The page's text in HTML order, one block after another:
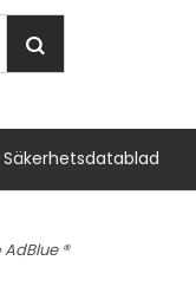
Säkerhetsdatablad
AdBlue ®